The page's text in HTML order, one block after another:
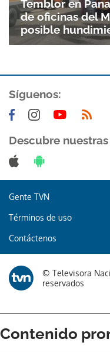
Temblor en
de oficinas del
posible
Síguenos:
Descubre
Gente TVN
Términos de uso
Contáctenos
© Televisora
reservados